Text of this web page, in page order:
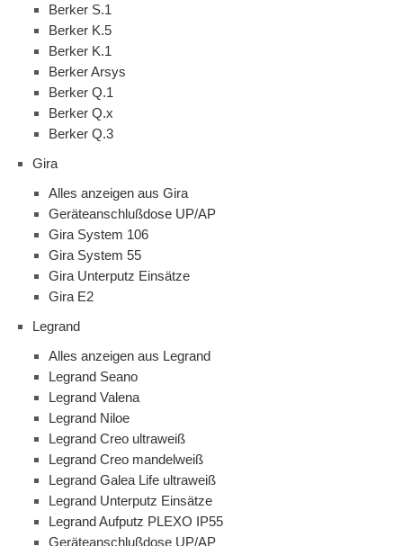
Berker S.1
Berker K.5
Berker K.1
Berker Arsys
Berker Q.1
Berker Q.x
Berker Q.3
Gira
Alles anzeigen aus Gira
Geräteanschlußdose UP/AP
Gira System 106
Gira System 55
Gira Unterputz Einsätze
Gira E2
Legrand
Alles anzeigen aus Legrand
Legrand Seano
Legrand Valena
Legrand Niloe
Legrand Creo ultraweiß
Legrand Creo mandelweiß
Legrand Galea Life ultraweiß
Legrand Unterputz Einsätze
Legrand Aufputz PLEXO IP55
Geräteanschlußdose UP/AP